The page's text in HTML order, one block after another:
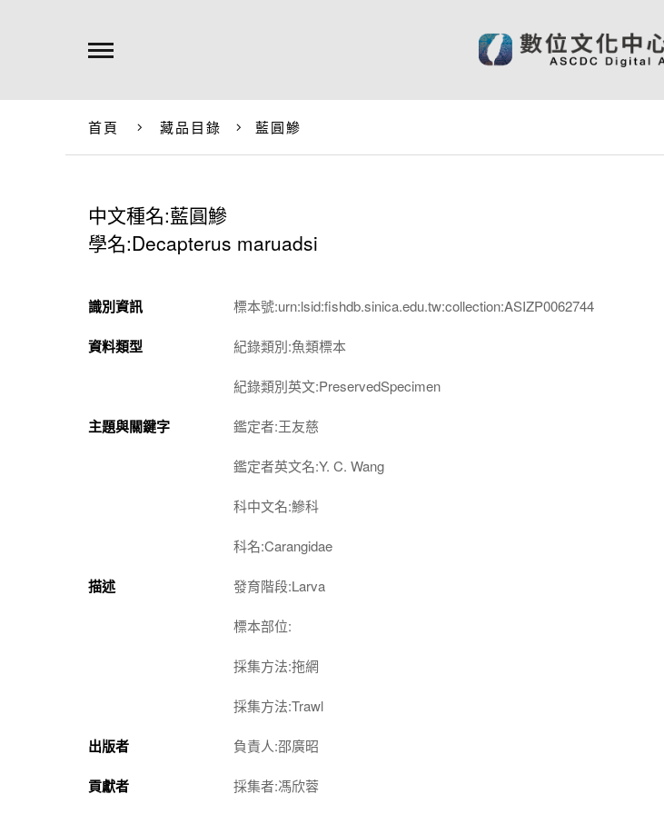
首頁 藏品目錄 藍圓鰺
中文種名:藍圓鰺
學名:Decapterus maruadsi
識別資訊 標本號:urn:lsid:fishdb.sinica.edu.tw:collection:ASIZP0062744
資料類型 紀錄類別:魚類標本
紀錄類別英文:PreservedSpecimen
主題與關鍵字 鑑定者:王友慈
鑑定者英文名:Y. C. Wang
科中文名:鰺科
科名:Carangidae
描述 發育階段:Larva
標本部位:
採集方法:拖網
採集方法:Trawl
出版者 負責人:邵廣昭
貢獻者 採集者:馮欣蓉